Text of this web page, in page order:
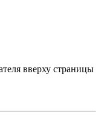
вверху страницы